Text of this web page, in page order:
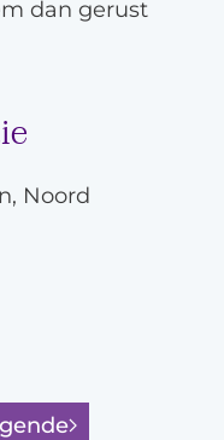
dan gerust
Noord